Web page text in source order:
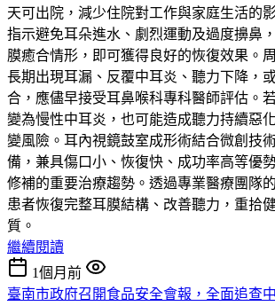
天可出院，減少住院對工作與家庭生活的
指示避免耳朵進水、劇烈運動及過度擤鼻
膜癒合情形，即可獲得良好的恢復效果。
長期出現耳漏、反覆中耳炎、聽力下降，
合，應儘早接受耳鼻喉科專科醫師評估。
變為慢性中耳炎，也可能造成聽力持續惡
變風險。耳內視鏡鼓室成形術結合微創技
備，兼具傷口小、恢復快、成功率高等優
修補的重要治療趨勢。透過專業醫療團隊
患者恢復完整耳膜結構、改善聽力，重拾
質。
繼續閱讀
1個月前
臺南市政府召開食品安全會報，全面追查